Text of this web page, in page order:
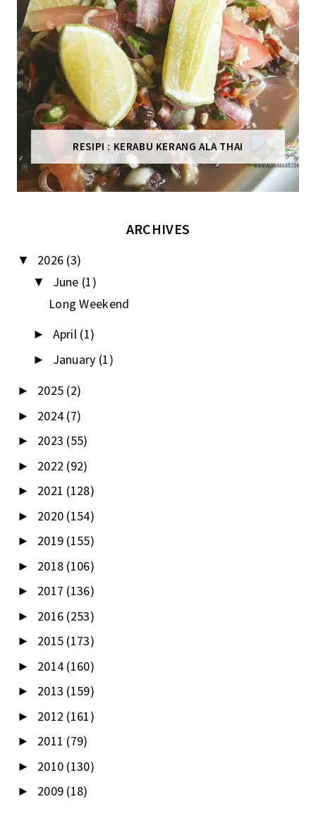
RESIPI : KERABU KERANG ALA THAI
ARCHIVES
▼ 2026 (3)
▼ June (1)
Long Weekend
► April (1)
► January (1)
► 2025 (2)
► 2024 (7)
► 2023 (55)
► 2022 (92)
► 2021 (128)
► 2020 (154)
► 2019 (155)
► 2018 (106)
► 2017 (136)
► 2016 (253)
► 2015 (173)
► 2014 (160)
► 2013 (159)
► 2012 (161)
► 2011 (79)
► 2010 (130)
► 2009 (18)